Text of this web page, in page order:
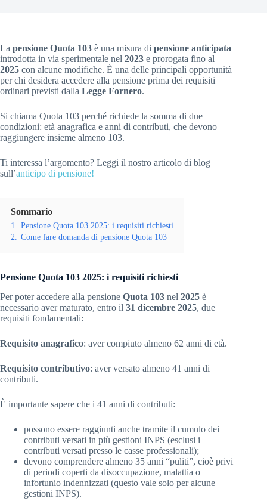
La pensione Quota 103 è una misura di pensione anticipata
introdotta in via sperimentale nel 2023 e prorogata fino al
2025 con alcune modifiche. È una delle principali opportunità
per chi desidera accedere alla pensione prima dei requisiti
ordinari previsti dalla Legge Fornero.
Si chiama Quota 103 perché richiede la somma di due
condizioni: età anagrafica e anni di contributi, che devono
raggiungere insieme almeno 103.
Ti interessa l’argomento? Leggi il nostro articolo di blog
sull’anticipo di pensione!
Sommario
1.
Pensione Quota 103 2025: i requisiti richiesti
2.
Come fare domanda di pensione Quota 103
Pensione Quota 103 2025: i requisiti richiesti
Per poter accedere alla pensione Quota 103 nel 2025 è
necessario aver maturato, entro il 31 dicembre 2025, due
requisiti fondamentali:
Requisito anagrafico: aver compiuto almeno 62 anni di età.
Requisito contributivo: aver versato almeno 41 anni di
contributi.
È importante sapere che i 41 anni di contributi:
possono essere raggiunti anche tramite il cumulo dei
contributi versati in più gestioni INPS (esclusi i
contributi versati presso le casse professionali);
devono comprendere almeno 35 anni “puliti”, cioè privi
di periodi coperti da disoccupazione, malattia o
infortunio indennizzati (questo vale solo per alcune
gestioni INPS).